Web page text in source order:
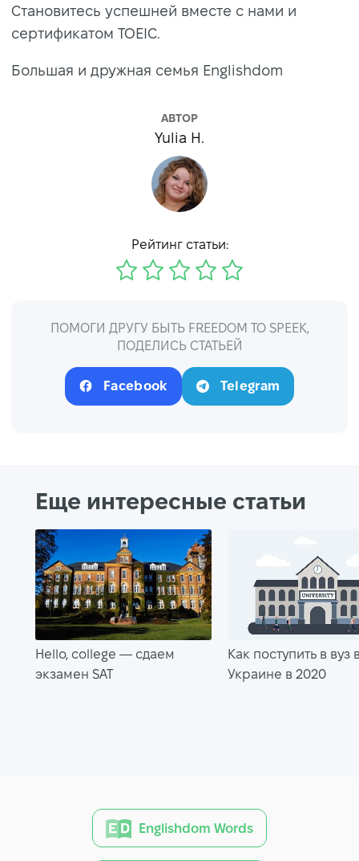
Становитесь успешней вместе с нами и
сертификатом TOEIC.
Большая и дружная семья Englishdom
АВТОР
Yulia H.
Рейтинг статьи:
ПОМОГИ ДРУГУ БЫТЬ FREEDOM TO SPEEK,
ПОДЕЛИСЬ СТАТЬЕЙ
Facebook Telegram
Еще интересные статьи
Hello, college — сдаем
экзамен SAT
Как поступить в вуз
Украине в 2020
Englishdom Words